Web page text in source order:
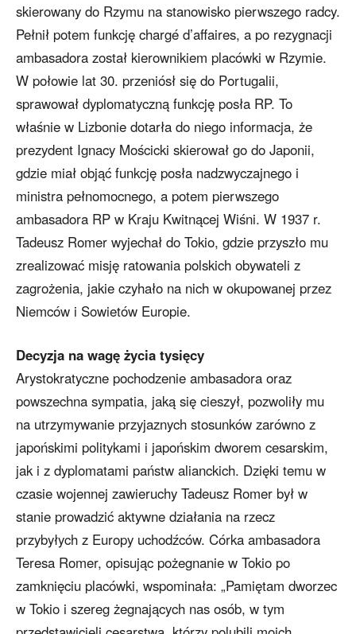
skierowany do Rzymu na stanowisko pierwszego radcy.
Pełnił potem funkcję chargé d’affaires, a po rezygnacji
ambasadora został kierownikiem placówki w Rzymie.
W połowie lat 30. przeniósł się do Portugalii,
sprawował dyplomatyczną funkcję posła RP. To
właśnie w Lizbonie dotarła do niego informacja, że
prezydent Ignacy Mościcki skierował go do Japonii,
gdzie miał objąć funkcję posła nadzwyczajnego i
ministra pełnomocnego, a potem pierwszego
ambasadora RP w Kraju Kwitnącej Wiśni. W 1937 r.
Tadeusz Romer wyjechał do Tokio, gdzie przyszło mu
zrealizować misję ratowania polskich obywateli z
zagrożenia, jakie czyhało na nich w okupowanej przez
Niemców i Sowietów Europie.
Decyzja na wagę życia tysięcy
Arystokratyczne pochodzenie ambasadora oraz
powszechna sympatia, jaką się cieszył, pozwoliły mu
na utrzymywanie przyjaznych stosunków zarówno z
japońskimi politykami i japońskim dworem cesarskim,
jak i z dyplomatami państw alianckich. Dzięki temu w
czasie wojennej zawieruchy Tadeusz Romer był w
stanie prowadzić aktywne działania na rzecz
przybyłych z Europy uchodźców. Córka ambasadora
Teresa Romer, opisując pożegnanie w Tokio po
zamknięciu placówki, wspominała: „Pamiętam dworzec
w Tokio i szereg żegnających nas osób, w tym